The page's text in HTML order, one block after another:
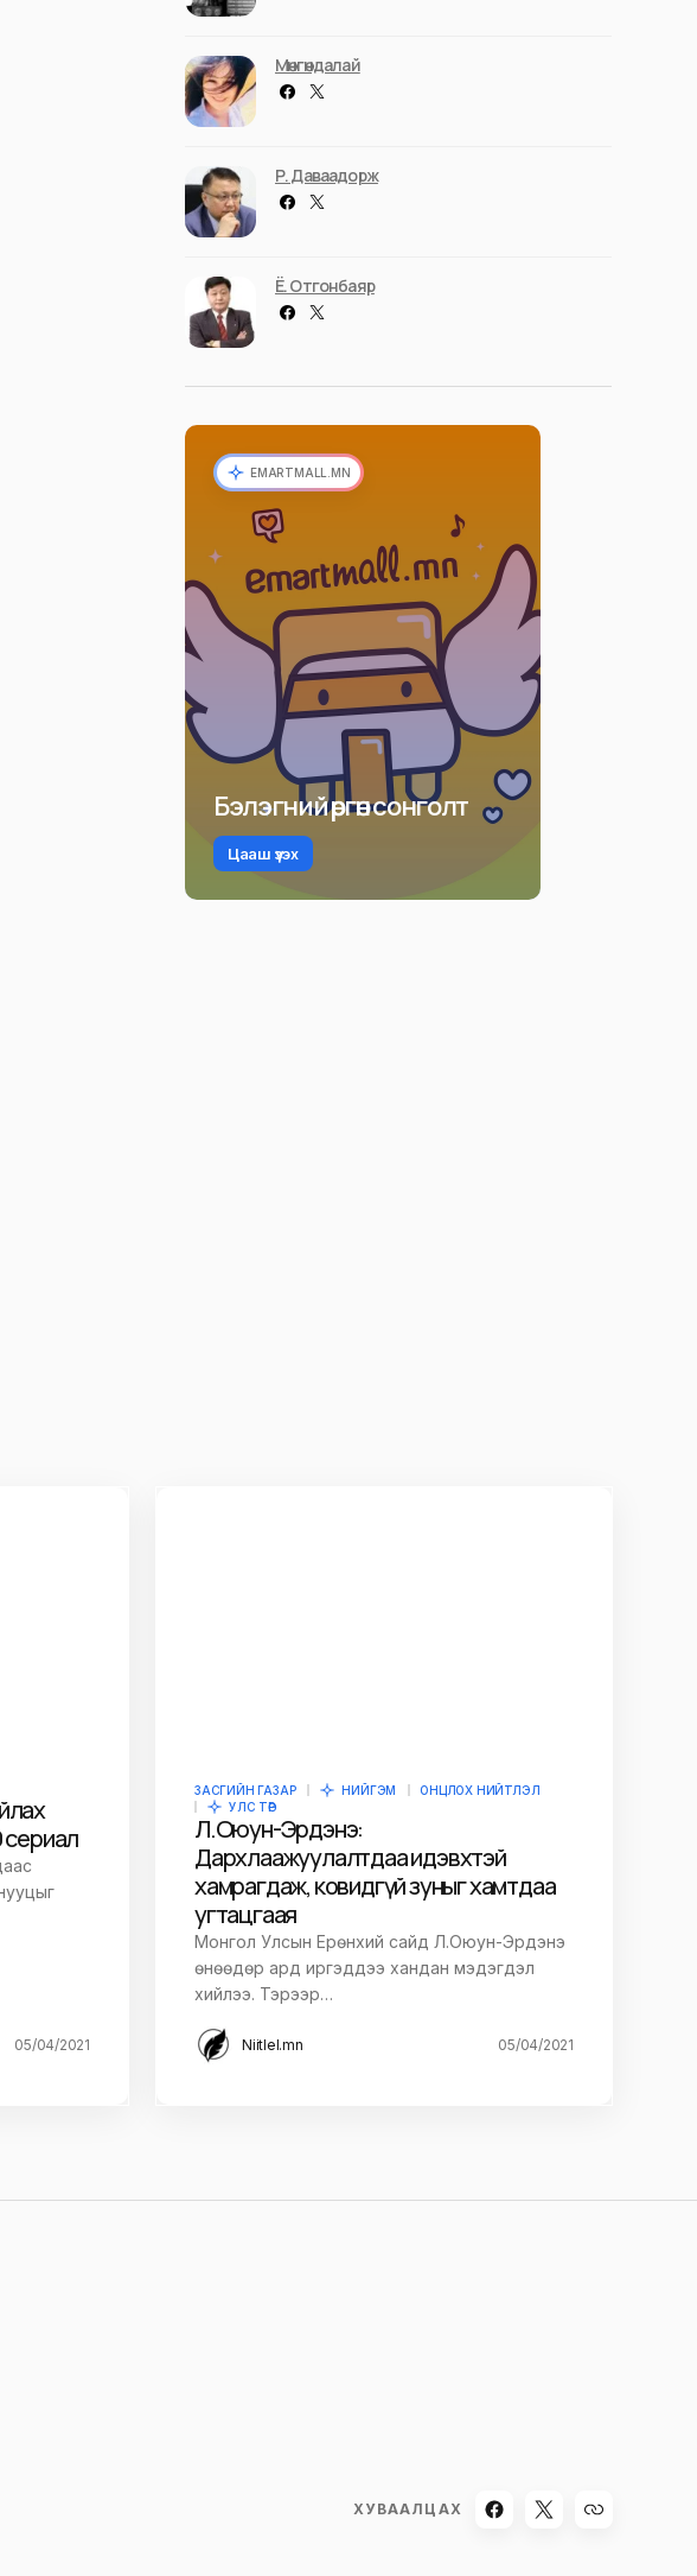
Мөнгөндалай
Р. Даваадорж
Ё. Отгонбаяр
EMARTMALL.MN
Бэлэгний өргөн сонголт
Цааш үзэх
сериал
05/04/2021
ЗАСГИЙН ГАЗАР НИЙГЭМ
ОНЦЛОХ НИЙТЛЭЛ
УЛС ТӨР
Л.Оюун-Эрдэнэ:
Дархлаажуулалтдаа идэвхтэй
хамрагдаж, ковидгүй зуныг хамтдаа
угтацгаая
Монгол Улсын Ерөнхий сайд Л.Оюун-Эрдэнэ
өнөөдөр ард иргэддээ хандан мэдэгдэл
хийлээ. Тэрээр…
Niitlel.mn 05/04/2021
ХУВААЛЦАХ